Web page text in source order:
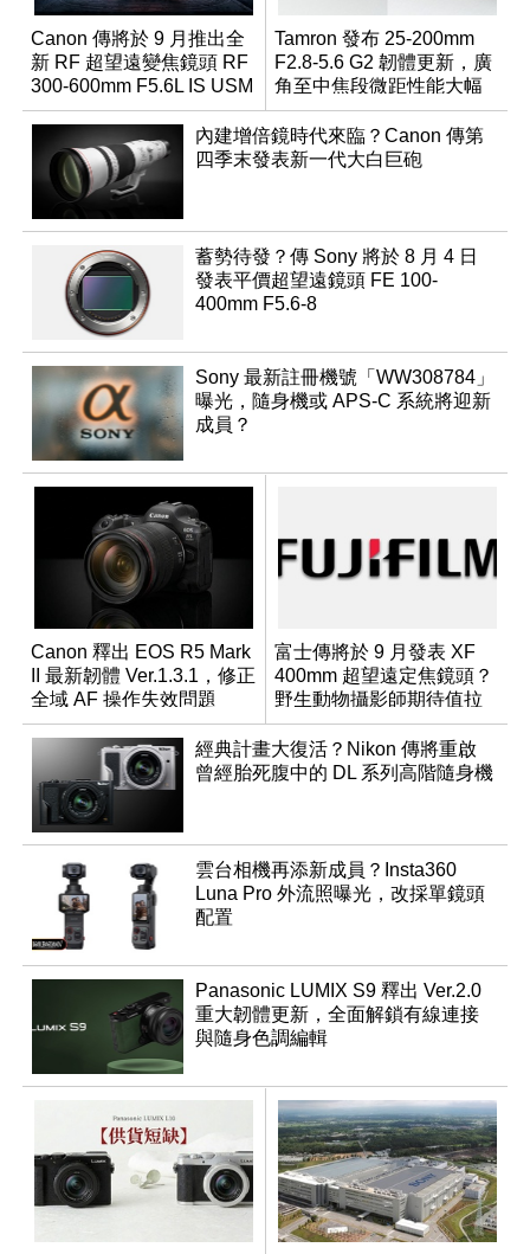
Canon 傳將於 9 月推出全
新 RF 超望遠變焦鏡頭 RF
300-600mm F5.6L IS USM
Tamron 發布 25-200mm
F2.8-5.6 G2 韌體更新，廣
角至中焦段微距性能大幅
升級
內建增倍鏡時代來臨？Canon 傳第
四季末發表新一代大白巨砲
蓄勢待發？傳 Sony 將於 8 月 4 日
發表平價超望遠鏡頭 FE 100-
400mm F5.6-8
Sony 最新註冊機號「WW308784」
曝光，隨身機或 APS-C 系統將迎新
成員？
Canon 釋出 EOS R5 Mark
II 最新韌體 Ver.1.3.1，修正
全域 AF 操作失效問題
富士傳將於 9 月發表 XF
400mm 超望遠定焦鏡頭？
野生動物攝影師期待值拉
滿
經典計畫大復活？Nikon 傳將重啟
曾經胎死腹中的 DL 系列高階隨身機
雲台相機再添新成員？Insta360
Luna Pro 外流照曝光，改採單鏡頭
配置
Panasonic LUMIX S9 釋出 Ver.2.0
重大韌體更新，全面解鎖有線連接
與隨身色調編輯